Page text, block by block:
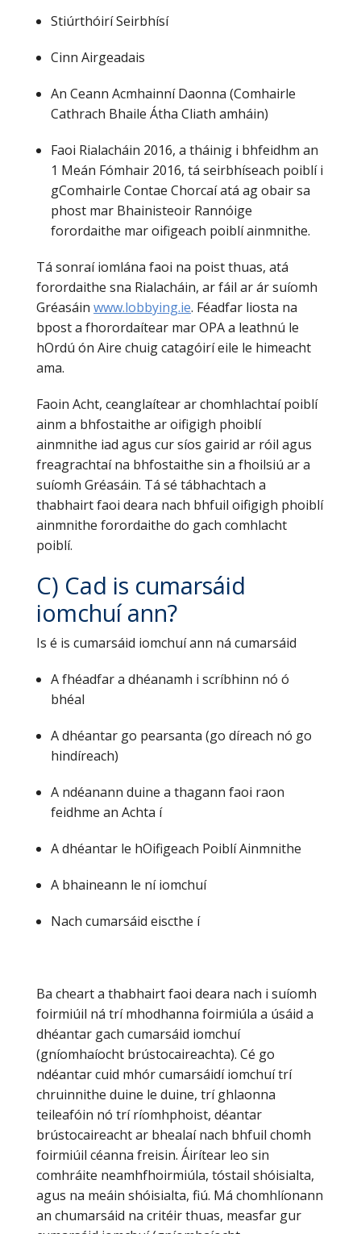
Stiúrthóirí Seirbhísí
Cinn Airgeadais
An Ceann Acmhainní Daonna (Comhairle
Cathrach Bhaile Átha Cliath amháin)
Faoi Rialacháin 2016, a tháinig i bhfeidhm an
1 Meán Fómhair 2016, tá seirbhíseach poiblí i
gComhairle Contae Chorcaí atá ag obair sa
phost mar Bhainisteoir Rannóige
forordaithe mar oifigeach poiblí ainmnithe.
Tá sonraí iomlána faoi na poist thuas, atá
forordaithe sna Rialacháin, ar fáil ar ár suíomh
Gréasáin www.lobbying.ie. Féadfar liosta na
bpost a fhorordaítear mar OPA a leathnú le
hOrdú ón Aire chuig catagóirí eile le himeacht
ama.
Faoin Acht, ceanglaítear ar chomhlachtaí poiblí
ainm a bhfostaithe ar oifigigh phoiblí
ainmnithe iad agus cur síos gairid ar róil agus
freagrachtaí na bhfostaithe sin a fhoilsiú ar a
suíomh Gréasáin. Tá sé tábhachtach a
thabhairt faoi deara nach bhfuil oifigigh phoiblí
ainmnithe forordaithe do gach comhlacht
poiblí.
C) Cad is cumarsáid
iomchuí ann?
Is é is cumarsáid iomchuí ann ná cumarsáid
A fhéadfar a dhéanamh i scríbhinn nó ó
bhéal
A dhéantar go pearsanta (go díreach nó go
hindíreach)
A ndéanann duine a thagann faoi raon
feidhme an Achta í
A dhéantar le hOifigeach Poiblí Ainmnithe
A bhaineann le ní iomchuí
Nach cumarsáid eiscthe í
Ba cheart a thabhairt faoi deara nach i suíomh
foirmiúil ná trí mhodhanna foirmiúla a úsáid a
dhéantar gach cumarsáid iomchuí
(gníomhaíocht brústocaireachta). Cé go
ndéantar cuid mhór cumarsáidí iomchuí trí
chruinnithe duine le duine, trí ghlaonna
teileafóin nó trí ríomhphoist, déantar
brústocaireacht ar bhealaí nach bhfuil chomh
foirmiúil céanna freisin. Áirítear leo sin
comhráite neamhfhoirmiúla, tóstail shóisialta,
agus na meáin shóisialta, fiú. Má chomhlíonann
an chumarsáid na critéir thuas, measfar gur